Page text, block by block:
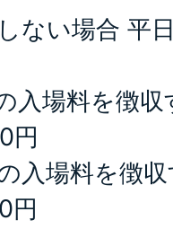
ない場合 平
入場料を徴
円
入場料を徴
円